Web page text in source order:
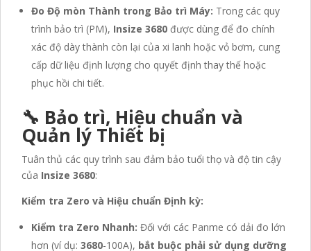
Đo Độ mòn Thành trong Bảo trì Máy: Trong các quy
trình bảo trì (PM), Insize 3680 được dùng để đo chính
xác độ dày thành còn lại của xi lanh hoặc vỏ bơm, cung
cấp dữ liệu định lượng cho quyết định thay thế hoặc
phục hồi chi tiết.
🔧 Bảo trì, Hiệu chuẩn và
Quản lý Thiết bị
Tuân thủ các quy trình sau đảm bảo tuổi thọ và độ tin cậy
của Insize 3680:
Kiểm tra Zero và Hiệu chuẩn Định kỳ:
Kiểm tra Zero Nhanh: Đối với các Panme có dải đo lớn
hơn (ví dụ: 3680-100A), bắt buộc phải sử dụng dưỡng